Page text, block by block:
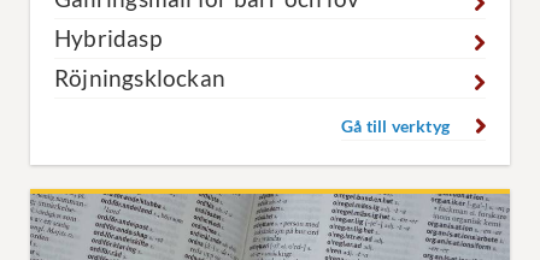
Hybridasp
Röjningsklockan
Gå till verktyg